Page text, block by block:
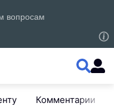
Комментарии